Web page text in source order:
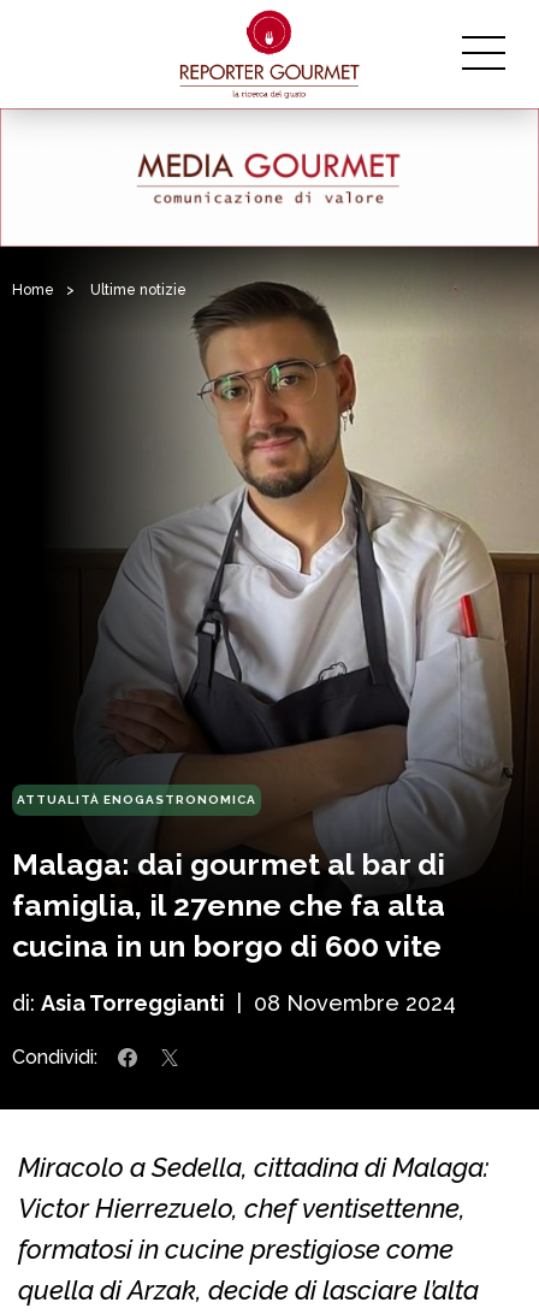
Home > Ultime notizie
ATTUALITÀ ENOGASTRONOMICA
Malaga: dai gourmet al bar di
famiglia, il 27enne che fa alta
cucina in un borgo di 600 vite
di: Asia Torreggianti 08 Novembre 2024
Condividi:
Miracolo a Sedella, cittadina di Malaga:
Victor Hierrezuelo, chef ventisettenne,
formatosi in cucine prestigiose come
quella di Arzak, decide di lasciare l’alta